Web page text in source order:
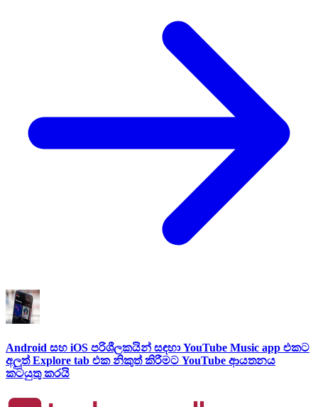
Android සහ iOS පරිශීලකයින් සඳහා YouTube Music app එකට
අලුත් Explore tab එක නිකුත් කිරීමට YouTube ආයතනය
කටයුතු කරයි